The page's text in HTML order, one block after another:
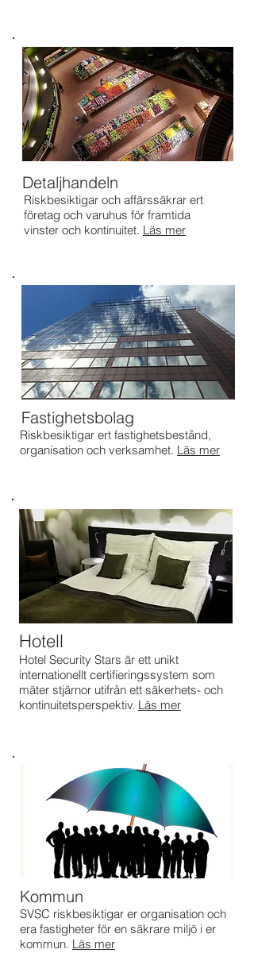
Hotell
Hotel Security Stars är ett unikt
internationellt certifieringssystem som
mäter stjärnor utifrån ett säkerhets- och
kontinuitetsperspektiv. Läs mer
Kommun
SVSC riskbesiktigar er organisation och
era fastigheter för en säkrare miljö i er
kommun. Läs mer
Detaljhandeln
Riskbesiktigar och affärssäkrar ert
företag och varuhus för framtida
vinster och kontinuitet. Läs mer
Riskbesiktigar ert fastighetsbestånd,
organisation och verksamhet. Läs mer
Fastighetsbolag